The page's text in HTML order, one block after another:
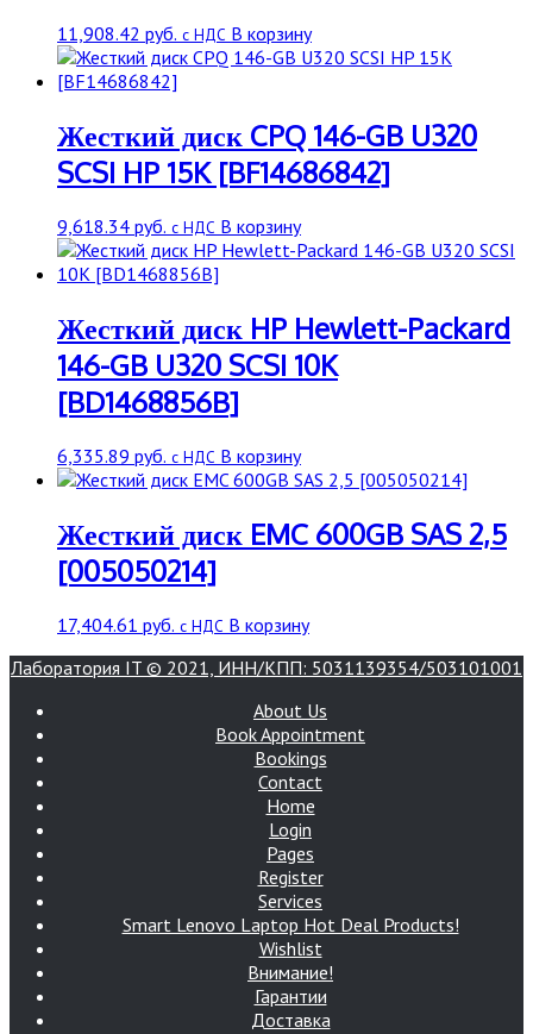
11,908.42 руб. с НДС В корзину
Жесткий диск CPQ 146-GB U320
SCSI HP 15K [BF14686842]
9,618.34 руб. с НДС В корзину
Жесткий диск HP Hewlett-Packard
146-GB U320 SCSI 10K
[BD1468856B]
6,335.89 руб. с НДС В корзину
Жесткий диск EMC 600GB SAS 2,5
[005050214]
17,404.61 руб. с НДС В корзину
Лаборатория IT © 2021, ИНН/КПП: 5031139354/503101001
About Us
Book Appointment
Bookings
Contact
Home
Login
Pages
Register
Services
Smart Lenovo Laptop Hot Deal Products!
Wishlist
Внимание!
Гарантии
Доставка